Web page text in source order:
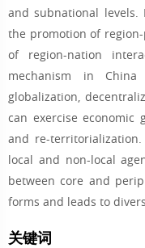
and subnational
the promotion of
of region-nation
mechanism in
globalization,
can exercise economic
and re-
local and non-local
between core and
forms and leads to
关键词